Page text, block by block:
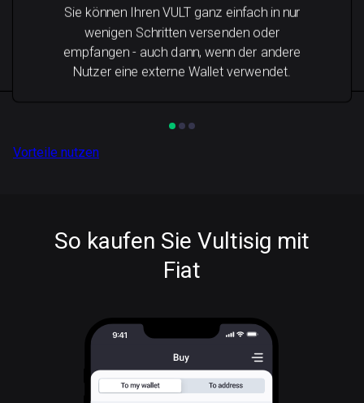
Sie können Ihren VULT ganz einfach in nur
wenigen Schritten versenden oder
empfangen - auch dann, wenn der andere
Nutzer eine externe Wallet verwendet.
Vorteile nutzen
So kaufen Sie Vultisig mit
Fiat